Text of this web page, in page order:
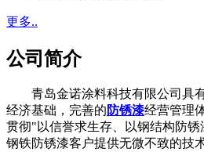
更多..
公司简介
青岛金诺涂料科技有限公司具
经济基础，完善的 防锈漆经营管理
贯彻"以信誉求生存、以钢结构防
钢铁防锈漆客户提供无微不致的技